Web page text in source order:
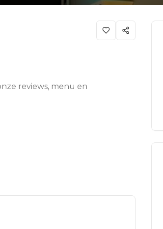
reviews, menu en